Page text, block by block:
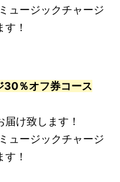
ュージックチャージ
！
30％オフ券コース
け致します！
ュージックチャージ
！